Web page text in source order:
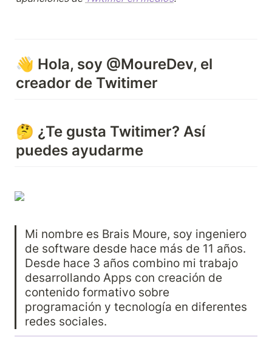
👋 Hola, soy @MoureDev, el
creador de Twitimer
🤔 ¿Te gusta Twitimer? Así
puedes ayudarme
Mi nombre es Brais Moure, soy ingeniero
de software desde hace más de 11 años.
Desde hace 3 años combino mi trabajo
desarrollando Apps con creación de
contenido formativo sobre
programación y tecnología en diferentes
redes sociales.